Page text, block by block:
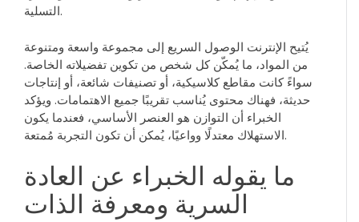
التسلية.
يُتيح الإنترنت الوصول السريع إلى مجموعة واسعة ومتنوعة
من المواد، ما يُمكّن كل شخص من تكوين تفضيلاته الخاصة.
سواءً كانت مقاطع كلاسيكية، أو تصنيفات شائعة، أو إنتاجات
حديثة، فهناك محتوى يُناسب تقريبًا جميع الاهتمامات. ويؤكد
الخبراء أن التوازن هو العنصر الأساسي، فعندما يكون
الاستهلاك معتدلًا وواعيًا، يُمكن أن تكون التجربة مُمتعة.
ما يقوله الخبراء عن العادة
السرية ومعرفة الذات